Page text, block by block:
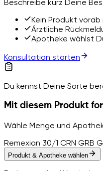
Beschreibe kurz Deine
Kein Produkt
Ärztliche
Apotheke wählst
Konsultation starten
Du kennst Deine Sorte
Mit diesem Produkt
Wähle Menge und
Remexian 30/1 CRN GRB
Produkt & Apotheke wählen